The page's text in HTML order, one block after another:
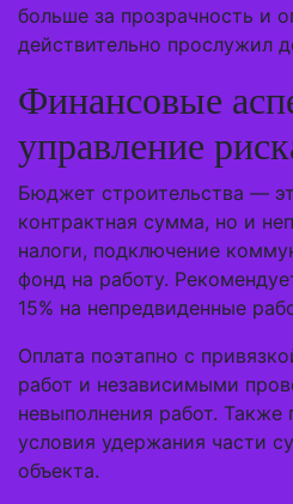
больше за прозрачность и
действительно прослужил
Финансовые
управление
Бюджет строительства —
контрактная сумма, но и
налоги, подключение
фонд на работу.
15% на непредвиденные
Оплата поэтапно с
работ и независимыми
невыполнения работ. Также
условия удержания части
объекта.